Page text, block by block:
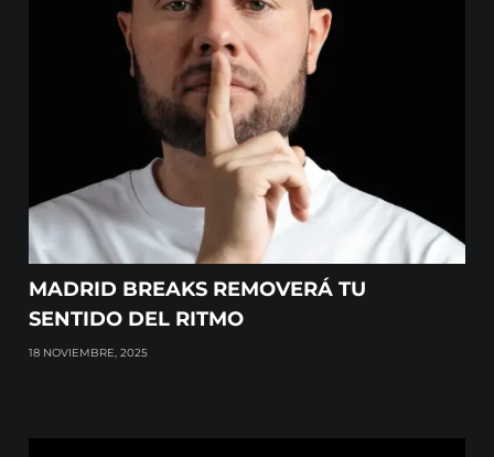
MADRID BREAKS REMOVERÁ TU
SENTIDO DEL RITMO
18 NOVIEMBRE, 2025